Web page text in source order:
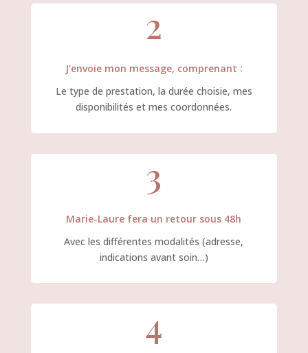
2
J’envoie mon message, comprenant :
Le type de prestation, la durée choisie, mes
disponibilités et mes coordonnées.
3
Marie-Laure fera un retour sous 48h
Avec les différentes modalités (adresse,
indications avant soin…)
4